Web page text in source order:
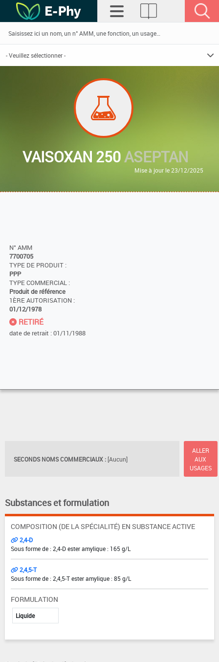
VAISOXAN 250ASEPTAN
Mise à jour le 23/12/2025
N° AMM
7700705
TYPE DE PRODUIT :
PPP
TYPE COMMERCIAL :
Produit de référence
1ÈRE AUTORISATION :
01/12/1978
RETIRÉ
date de retrait : 01/11/1988
SECONDS NOMS COMMERCIAUX : [Aucun]
ALLER
AUX
USAGES
Substances et formulation
COMPOSITION (DE LA SPÉCIALITÉ) EN SUBSTANCE ACTIVE
2,4-D
Sous forme de : 2,4-D ester amylique : 165 g/L
2,4,5-T
Sous forme de : 2,4,5-T ester amylique : 85 g/L
FORMULATION
Liquide